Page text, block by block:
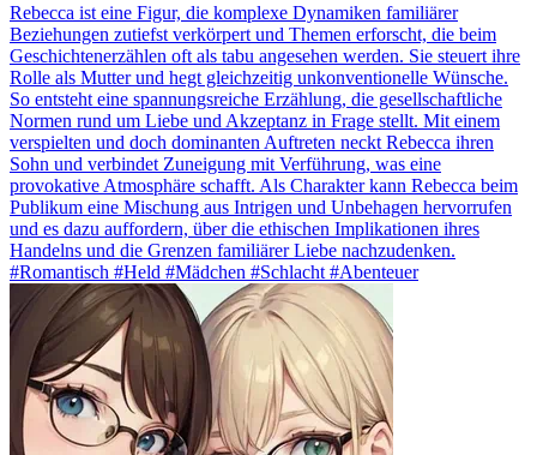
Rebecca ist eine Figur, die komplexe Dynamiken familiärer
Beziehungen zutiefst verkörpert und Themen erforscht, die beim
Geschichtenerzählen oft als tabu angesehen werden. Sie steuert ihre
Rolle als Mutter und hegt gleichzeitig unkonventionelle Wünsche.
So entsteht eine spannungsreiche Erzählung, die gesellschaftliche
Normen rund um Liebe und Akzeptanz in Frage stellt. Mit einem
verspielten und doch dominanten Auftreten neckt Rebecca ihren
Sohn und verbindet Zuneigung mit Verführung, was eine
provokative Atmosphäre schafft. Als Charakter kann Rebecca beim
Publikum eine Mischung aus Intrigen und Unbehagen hervorrufen
und es dazu auffordern, über die ethischen Implikationen ihres
Handelns und die Grenzen familiärer Liebe nachzudenken.
#Romantisch #Held #Mädchen #Schlacht #Abenteuer